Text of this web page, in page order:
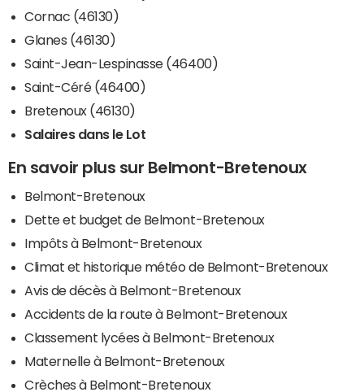
Cornac (46130)
Glanes (46130)
Saint-Jean-Lespinasse (46400)
Saint-Céré (46400)
Bretenoux (46130)
Salaires dans le Lot
En savoir plus sur Belmont-Bretenoux
Belmont-Bretenoux
Dette et budget de Belmont-Bretenoux
Impôts à Belmont-Bretenoux
Climat et historique météo de Belmont-Bretenoux
Avis de décès à Belmont-Bretenoux
Accidents de la route à Belmont-Bretenoux
Classement lycées à Belmont-Bretenoux
Maternelle à Belmont-Bretenoux
Crèches à Belmont-Bretenoux